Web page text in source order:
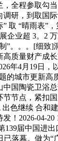
全程参取勾
研，到取国
取 “晴雨表”
企业超 3。2
”。。。[细致]
质量财产成
年4月19日，
的城市更新高
中国陶瓷卫浴
节节点，紧扣
色继续 合和
！2026-04-20
139届中国进
已落幕。做为“